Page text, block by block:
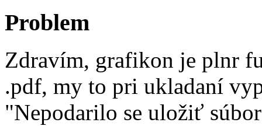
Problem
Zdravím, grafikon je plnr
.pdf, my to pri ukladaní
"Nepodarilo se uložiť